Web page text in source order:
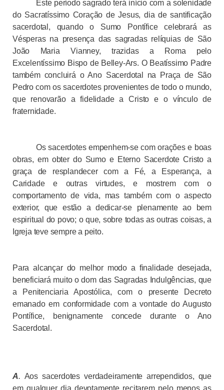
Este período sagrado terá início com a solenidade
do Sacratíssimo Coração de Jesus, dia de santificação
sacerdotal, quando o Sumo Pontífice celebrará as
Vésperas na presença das sagradas relíquias de São
João Maria Vianney, trazidas a Roma pelo
Excelentíssimo Bispo de Belley-Ars. O Beatíssimo Padre
também concluirá o Ano Sacerdotal na Praça de São
Pedro com os sacerdotes provenientes de todo o mundo,
que renovarão a fidelidade a Cristo e o vínculo de
fraternidade.
Os sacerdotes empenhem-se com orações e boas
obras, em obter do Sumo e Eterno Sacerdote Cristo a
graça de resplandecer com a Fé, a Esperança, a
Caridade e outras virtudes, e mostrem com o
comportamento de vida, mas também com o aspecto
exterior, que estão a dedicar-se plenamente ao bem
espiritual do povo; o que, sobre todas as outras coisas, a
Igreja teve sempre a peito.
Para alcançar do melhor modo a finalidade desejada,
beneficiará muito o dom das Sagradas Indulgências, que
a Penitenciaria Apostólica, com o presente Decreto
emanado em conformidade com a vontade do Augusto
Pontífice, benignamente concede durante o Ano
Sacerdotal.
A. Aos sacerdotes verdadeiramente arrependidos, que
em qualquer dia devotamente recitarem pelo menos as